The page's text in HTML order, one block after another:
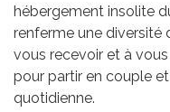
hébergement insolite
renferme une diversité
vous recevoir et à
pour partir en couple
quotidienne.